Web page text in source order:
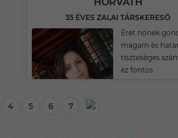
35 ÉVES ZALAI TÁRSKERESŐ
Èret nönek
magam ès
tisztesèges
ez fontos
4 5 6 7